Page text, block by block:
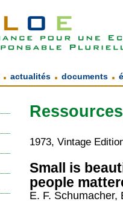
. actualités . documents .
Ressources
1973, Vintage
Small is
people
E. F. Schumacher,